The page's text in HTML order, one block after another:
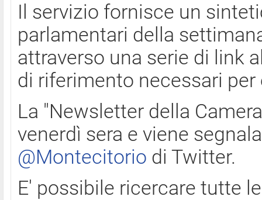
Il servizio fornisce un
parlamentari della
attraverso una serie di link
di riferimento necessari
La "Newsletter della
venerdì sera e viene
@Montecitorio di Twitter.
E' possibile ricercare tutte